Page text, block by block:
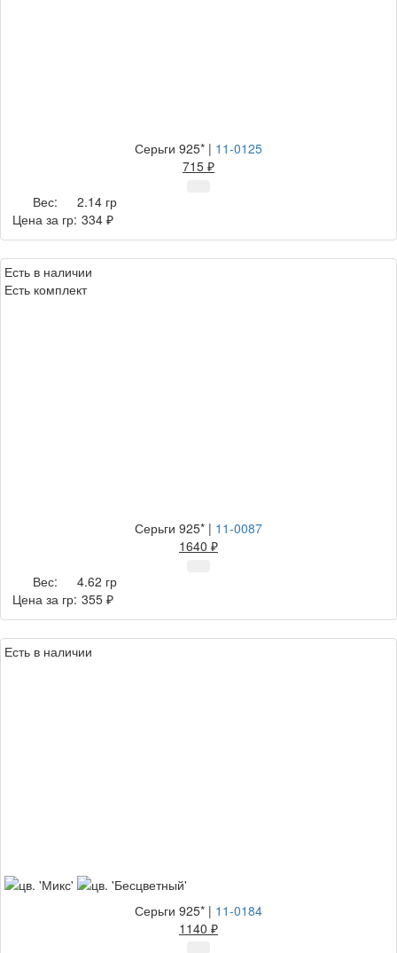
Серьги 925* | 11-0125
715 ₽
Вес:
2.14 гр
Цена за гр: 334 ₽
Есть в наличии
Есть комплект
Серьги 925* | 11-0087
1640 ₽
Вес:
4.62 гр
Цена за гр: 355 ₽
Есть в наличии
Серьги 925* | 11-0184
1140 ₽